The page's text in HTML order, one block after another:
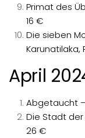
Primat des
16 €
Die sieben
Karunatilaka,
April
Abgetaucht –
Die Stadt der
26 €